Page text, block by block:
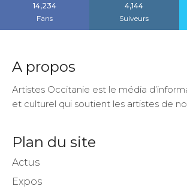
14,234
Fans
4,144
Suiveurs
A propos
Artistes Occitanie est le média
et culturel qui soutient les artistes de
Plan du site
Actus
Expos